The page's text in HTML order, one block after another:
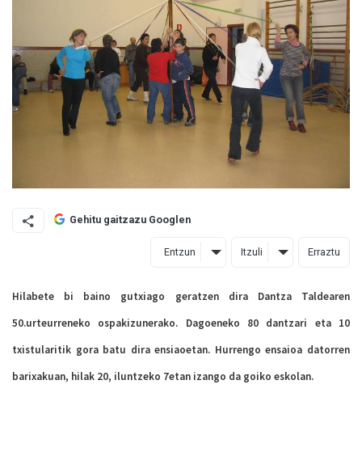
Gehitu gaitzazu Googlen
Entzun Itzuli Erraztu
Hilabete bi baino gutxiago geratzen dira Dantza Taldearen
50.urteurreneko ospakizunerako. Dagoeneko 80 dantzari eta 10
txistularitik gora batu dira ensiaoetan. Hurrengo ensaioa datorren
barixakuan, hilak 20, iluntzeko 7etan izango da goiko eskolan.